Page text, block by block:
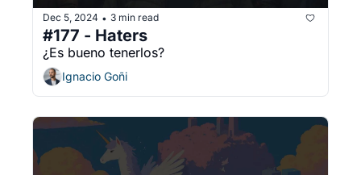
Dec 5, 2024 • 3 min read
#177 - Haters
¿Es bueno tenerlos?
Ignacio Goñi